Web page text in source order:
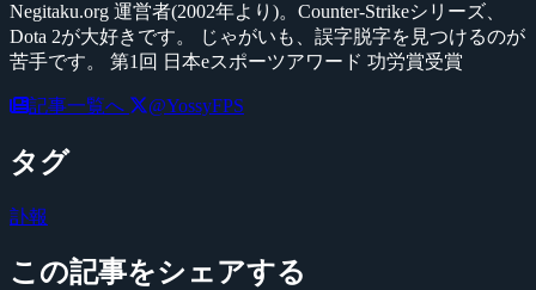
Negitaku.org 運営者(2002年より)。Counter-Strikeシリーズ、
Dota 2が大好きです。 じゃがいも、誤字脱字を見つけるのが
苦手です。 第1回 日本eスポーツアワード 功労賞受賞
記事一覧へ @YossyFPS
タグ
訃報
この記事をシェアする